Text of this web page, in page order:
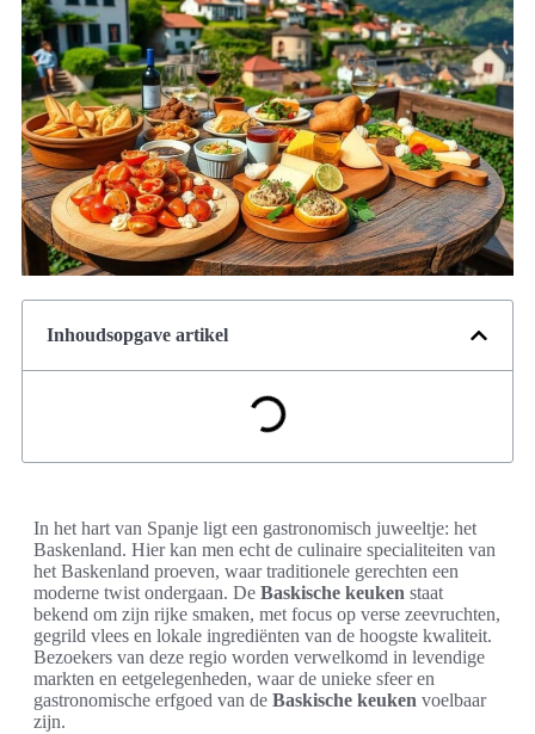
Inhoudsopgave artikel
In het hart van Spanje ligt een gastronomisch juweeltje: het
Baskenland. Hier kan men echt de culinaire specialiteiten van
het Baskenland proeven, waar traditionele gerechten een
moderne twist ondergaan. De Baskische keuken staat
bekend om zijn rijke smaken, met focus op verse zeevruchten,
gegrild vlees en lokale ingrediënten van de hoogste kwaliteit.
Bezoekers van deze regio worden verwelkomd in levendige
markten en eetgelegenheden, waar de unieke sfeer en
gastronomische erfgoed van de Baskische keuken voelbaar
zijn.